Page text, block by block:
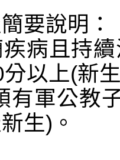
要說明：
疾病且持
以上(新
有軍公教
生)。